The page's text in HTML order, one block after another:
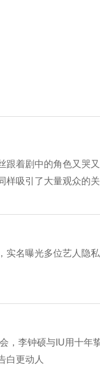
跟着剧中的角色又哭
样吸引了大量观众的
实名曝光多位艺人隐
，李钟硕与IU用十年
白更动人